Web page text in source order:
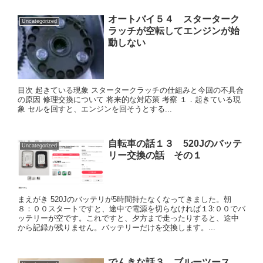
Uncategorized
オートバイ５４ スターターク
ラッチが空転してエンジンが始
動しない
目次 起きている現象 スタータークラッチの仕組みと今回の不具合
の原因 修理交換について 将来的な対応策 考察 １．起きている現
象 セルを回すと、エンジンを回そうとする...
Uncategorized
自転車の話１３ 520Jのバッテ
リー交換の話 その１
まえがき 520Jのバッテリが5時間持たなくなってきました。朝
８：００スタートですと、途中で電源を切らなければ１3:００でバ
ッテリーが空です。これですと、夕方まで走ったりすると、途中
から記録が残りません。バッテリーだけを交換します。...